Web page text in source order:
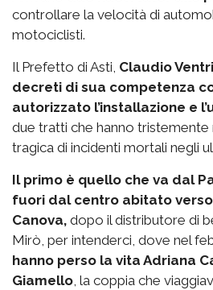
controllare la velocità di
motociclisti.
Il Prefetto di Asti, Claudio
decreti di sua competenza
autorizzato l’installazione e
due tratti che hanno
tragica di incidenti mortali negli
Il primo è quello che va dal
fuori dal centro abitato
Canova, dopo il distributore di
Mirò, per intenderci, dove nel
hanno perso la vita Adriana
Giamello, la coppia che